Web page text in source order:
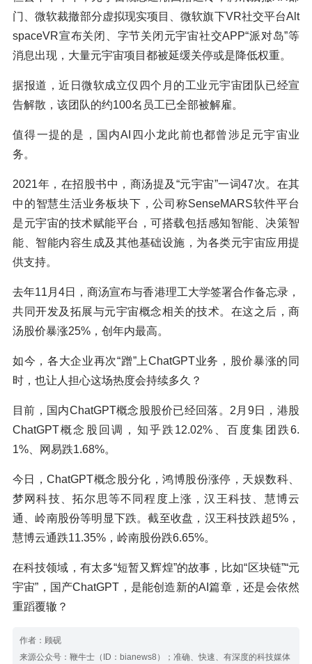
门、微软裁撤部分虚拟现实项目、微软旗下VR社交平台Alt
spaceVR宣布关闭、字节关闭元宇宙社交APP“派对岛”等
消息出现，大量元宇宙项目都被延缓关停或是降低权重。
据报道，近日微软成立仅四个月的工业元宇宙团队已经宣
告解散，该团队的约100名员工已全部被解雇。
值得一提的是，国内AI四小龙此前也都曾涉足元宇宙业
务。
2021年，在招股书中，商汤提及“元宇宙”一词47次。在其
中的智慧生活业务板块下，公司称SenseMARS软件平台
是元宇宙的技术赋能平台，可搭载包括感知智能、决策智
能、智能内容生成及其他基础设施，为各类元宇宙应用提
供支持。
去年11月4日，商汤宣布与香港理工大学签署合作备忘录，
共同开发及拓展与元宇宙概念相关的技术。在这之后，商
汤股价暴涨25%，创年内最高。
如今，各大企业再次“蹭”上ChatGPT业务，股价暴涨的同
时，也让人担心这场热度会持续多久？
目前，国内ChatGPT概念股股价已经回落。2月9日，港股
ChatGPT概念股回调，知乎跌12.02%、百度集团跌6.
1%、网易跌1.68%。
今日，ChatGPT概念股分化，鸿博股份涨停，天娱数科、
梦网科技、拓尔思等不同程度上涨，汉王科技、慧博云
通、岭南股份等明显下跌。截至收盘，汉王科技跌超5%，
慧博云通跌11.35%，岭南股份跌6.65%。
在科技领域，有太多“短暂又辉煌”的故事，比如“区块链”“元
宇宙”，国产ChatGPT，是能创造新的AI篇章，还是会依然
重蹈覆辙？
作者：顾砚
来源公众号：鞭牛士（ID：bianews8）；准确、快速、有深度的科技媒体